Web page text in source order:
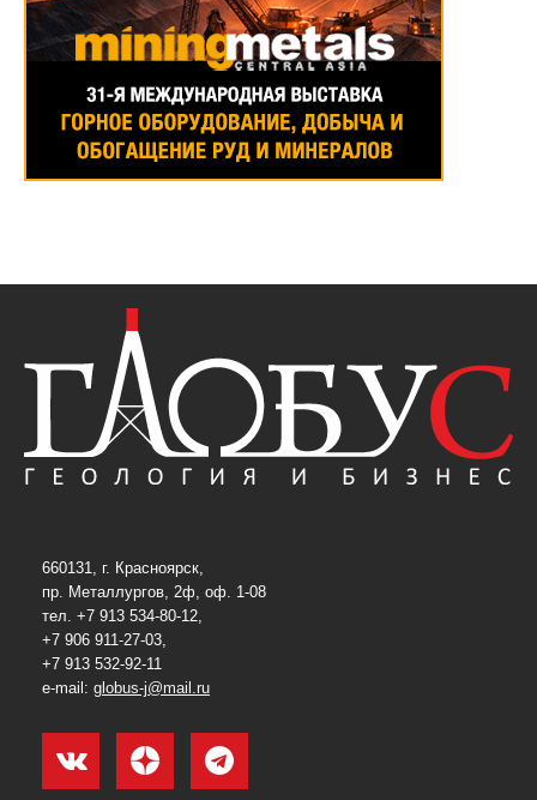
660131, г. Красноярск,
пр. Металлургов, 2ф, оф. 1-08
тел. +7 913 534-80-12,
+7 906 911-27-03,
+7 913 532-92-11
e-mail: globus-j@mail.ru